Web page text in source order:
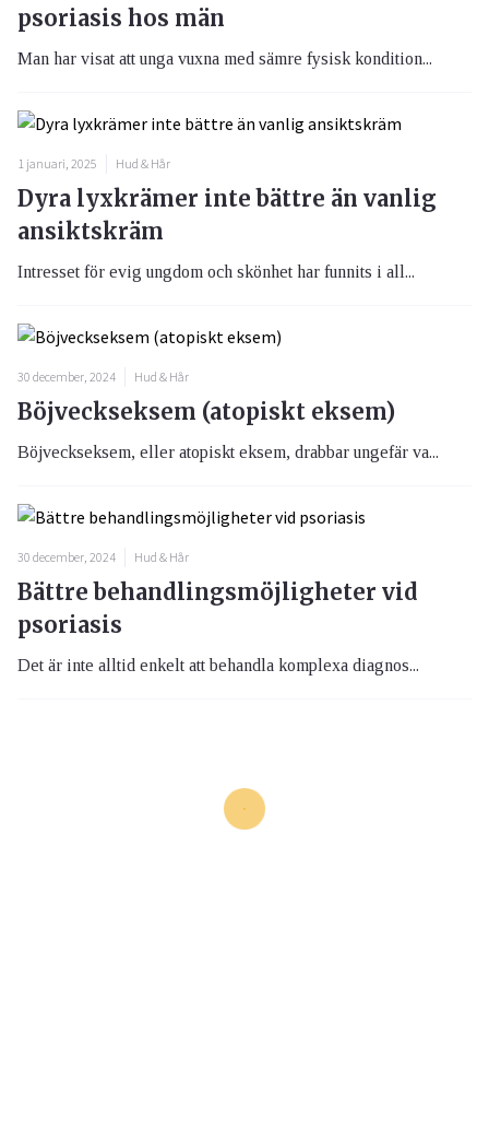
psoriasis hos män
Man har visat att unga vuxna med sämre fysisk kondition...
1 januari, 2025 Hud & Hår
Dyra lyxkrämer inte bättre än vanlig
ansiktskräm
Intresset för evig ungdom och skönhet har funnits i all...
30 december, 2024 Hud & Hår
Böjveckseksem (atopiskt eksem)
Böjveckseksem, eller atopiskt eksem, drabbar ungefär va...
30 december, 2024 Hud & Hår
Bättre behandlingsmöjligheter vid
psoriasis
Det är inte alltid enkelt att behandla komplexa diagnos...